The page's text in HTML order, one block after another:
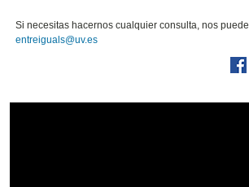
Si necesitas hacernos cualquier consulta, nos
entreiguals@uv.es